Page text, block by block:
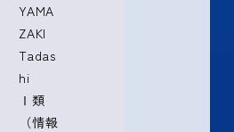
YAMA
ZAKI
Tadas
hi
Ⅰ類
（情報